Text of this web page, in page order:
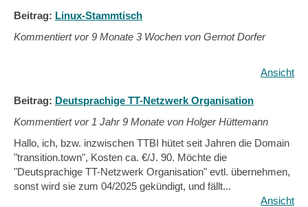
Beitrag: Linux-Stammtisch
Kommentiert vor9 Monate 3 Wochen von Gernot Dorfer
Ansicht
Beitrag: Deutsprachige TT-Netzwerk Organisation
Kommentiert vor 1 Jahr 9 Monate von Holger Hüttemann
Hallo, ich, bzw. inzwischen TTBI hütet seit Jahren die Domain
"transition.town", Kosten ca. €/J. 90. Möchte die
"Deutsprachige TT-Netzwerk Organisation" evtl. übernehmen,
sonst wird sie zum 04/2025 gekündigt, und fällt...
Ansicht